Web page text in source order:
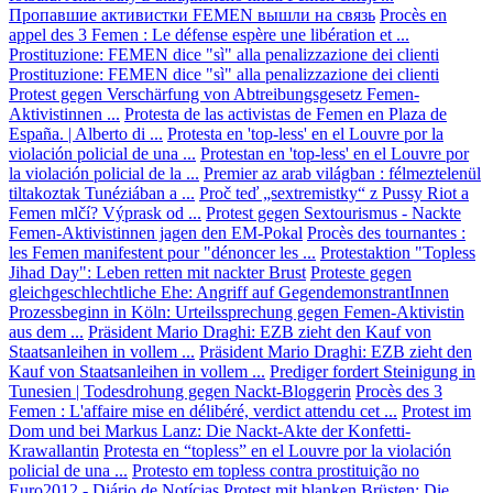
Пропавшие активистки FEMEN вышли на связь Procès en
appel des 3 Femen : Le défense espère une libération et ...
Prostituzione: FEMEN dice "sì" alla penalizzazione dei clienti
Prostituzione: FEMEN dice "sì" alla penalizzazione dei clienti
Protest gegen Verschärfung von Abtreibungsgesetz Femen-
Aktivistinnen ... Protesta de las activistas de Femen en Plaza de
España. | Alberto di ... Protesta en 'top-less' en el Louvre por la
violación policial de una ... Protestan en 'top-less' en el Louvre por
la violación policial de la ... Premier az arab világban : félmeztelenül
tiltakoztak Tunéziában a ... Proč teď „sextremistky“ z Pussy Riot a
Femen mlčí? Výprask od ... Protest gegen Sextourismus - Nackte
Femen-Aktivistinnen jagen den EM-Pokal Procès des tournantes :
les Femen manifestent pour "dénoncer les ... Protestaktion "Topless
Jihad Day": Leben retten mit nackter Brust Proteste gegen
gleichgeschlechtliche Ehe: Angriff auf GegendemonstrantInnen
Prozessbeginn in Köln: Urteilssprechung gegen Femen-Aktivistin
aus dem ... Präsident Mario Draghi: EZB zieht den Kauf von
Staatsanleihen in vollem ... Präsident Mario Draghi: EZB zieht den
Kauf von Staatsanleihen in vollem ... Prediger fordert Steinigung in
Tunesien | Todesdrohung gegen Nackt-Bloggerin Procès des 3
Femen : L'affaire mise en délibéré, verdict attendu cet ... Protest im
Dom und bei Markus Lanz: Die Nackt-Akte der Konfetti-
Krawallantin Protesta en “topless” en el Louvre por la violación
policial de una ... Protesto em topless contra prostituição no